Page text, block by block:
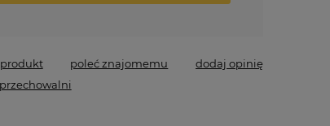
poleć znajomemu
dodaj opinię